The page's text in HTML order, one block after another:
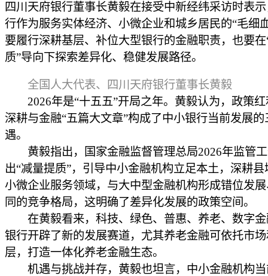
四川天府银行董事长黄毅在接受中新经纬采访时表
行作为服务实体经济、小微企业和城乡居民的“毛细
要履行深耕基层、补位大型银行的金融职责，也要在
质”导向下探索差异化、稳健发展路径。
全国人大代表、四川天府银行董事长黄毅
2026年是“十五五”开局之年。黄毅认为，政策红
深耕与金融“五篇大文章”构成了中小银行当前发展的
遇。
黄毅指出，国家金融监督管理总局2026年监管
出“减量提质”，引导中小金融机构立足本土，深耕
小微企业服务领域，与大中型金融机构形成错位发
同的竞争格局，这明确了差异化发展的政策空间。
在黄毅看来，科技、绿色、普惠、养老、数字金
银行开辟了新的发展赛道，尤其养老金融可依托市
层，打造一体化养老金融生态。
机遇与挑战并存，黄毅也坦言，中小金融机构当